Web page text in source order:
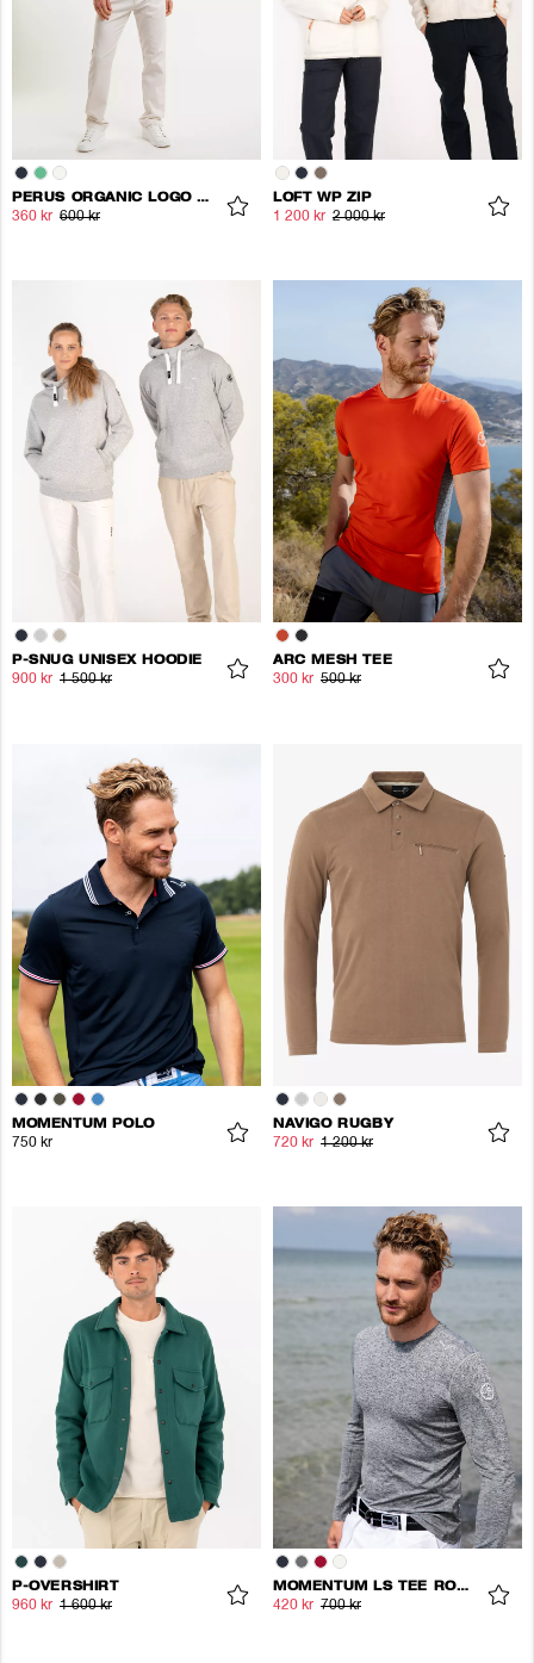
PERUS ORGANIC LOGO TEE
360 kr 600 kr
LOFT WP ZIP
1 200 kr 2 000 kr
P-SNUG UNISEX HOODIE
900 kr 1 500 kr
ARC MESH TEE
300 kr 500 kr
MOMENTUM POLO
750 kr
NAVIGO RUGBY
720 kr 1 200 kr
P-OVERSHIRT
960 kr 1 600 kr
MOMENTUM LS TEE ROUNDNECK
420 kr 700 kr